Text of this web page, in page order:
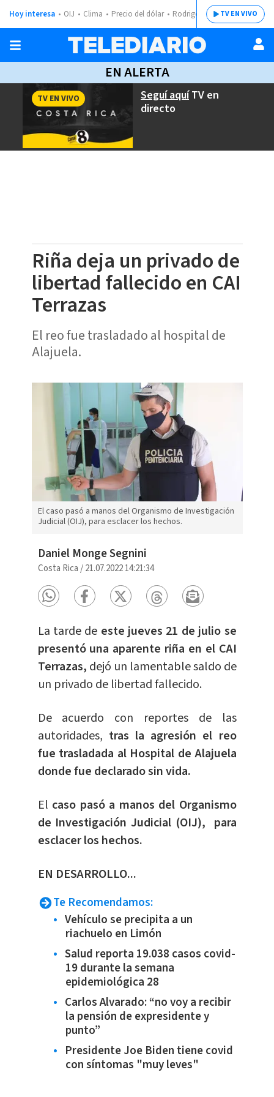
Hoy interesa OIJ Clima Precio del dólar Rodrigo ChavesTV EN VIVO
EN ALERTA
Seguí aquíTV en
directo
TV EN VIVO
Riña deja un privado de
libertad fallecido en CAI
Terrazas
El reo fue trasladado al hospital de
Alajuela.
El caso pasó a manos del Organismo de Investigación
Judicial (OIJ), para esclacer los hechos.
Daniel Monge Segnini
Costa Rica /21.07.2022 14:21:34
La tarde de este jueves 21 de julio se
presentó una aparente riña en el CAI
Terrazas, dejó un lamentable saldo de
un privado de libertad fallecido.
De acuerdo con reportes de las
autoridades, tras la agresión el reo
fue trasladada al Hospital de Alajuela
donde fue declarado sin vida.
El caso pasó a manos del Organismo
de Investigación Judicial (OIJ), para
esclacer los hechos.
EN DESARROLLO...
Te Recomendamos:
Vehículo se precipita a un
riachuelo en Limón
Salud reporta 19.038 casos covid-
19 durante la semana
epidemiológica 28
Carlos Alvarado: “no voy a recibir
la pensión de expresidente y
punto”
Presidente Joe Biden tiene covid
con síntomas "muy leves"